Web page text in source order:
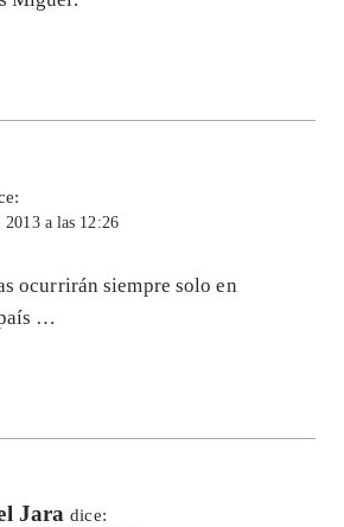
2013 a las 12:26
ocurrirán siempre solo en
…
Jara dice: